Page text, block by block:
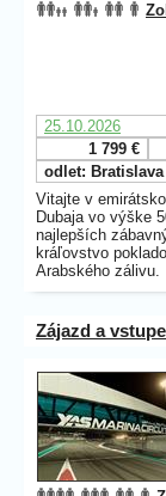
25.10.2026
1 799 €
odlet: Bratislava
Vitajte v
Dubaja vo výške
najlepších
kráľovstvo
Arabského zálivu.
Zájazd a